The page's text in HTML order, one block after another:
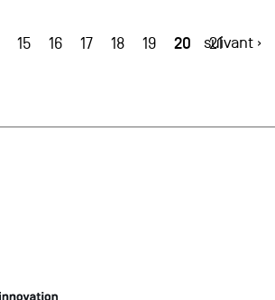
15 16 17 18 19 20 21
suivant ›